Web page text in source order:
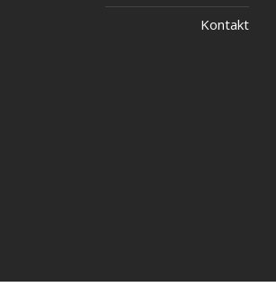
Kontakt